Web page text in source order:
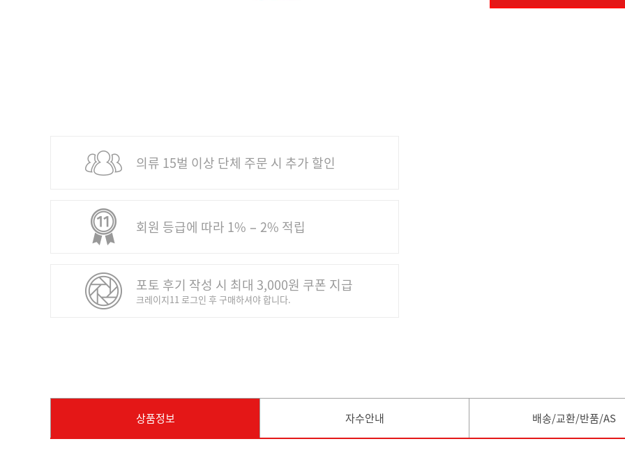
의류 15벌 이상 단체 주문 시 추가 할인
회원 등급에 따라 1% − 2% 적립
포토 후기 작성 시 최대 3,000원 쿠폰 지급
크레이지11 로그인 후 구매하셔야 합니다.
상품정보 자수안내 배송/교환/반품/AS